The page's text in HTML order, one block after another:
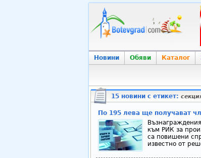
Новини Обяви Каталог
15 новини с етикет:
По 195 лева ще получават
към РИК за
са повишени
известно от